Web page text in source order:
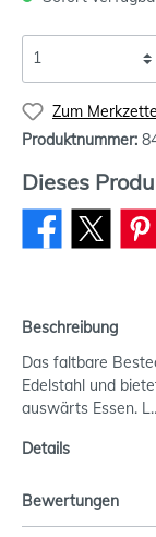
Zum
Produktnummer:
Dieses
Beschreibung
Das faltbare
Edelstahl und
auswärts Essen.
Details
Bewertungen